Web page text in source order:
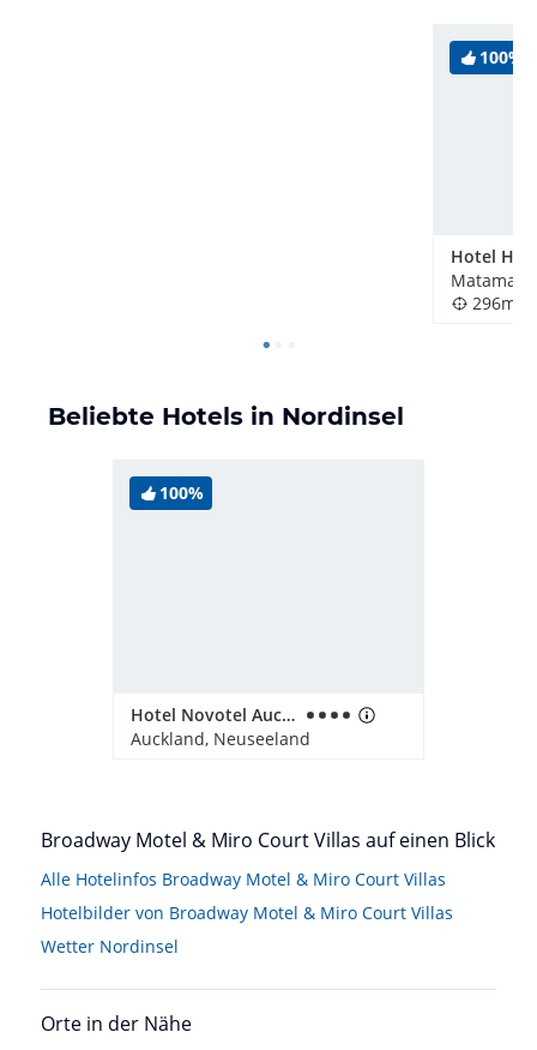
100%
296m
Beliebte Hotels in Nordinsel
100%
Hotel Novotel Auckland Airport
Auckland, Neuseeland
Broadway Motel & Miro Court Villas auf einen Blick
Alle Hotelinfos Broadway Motel & Miro Court Villas
Hotelbilder von Broadway Motel & Miro Court Villas
Wetter Nordinsel
Orte in der Nähe